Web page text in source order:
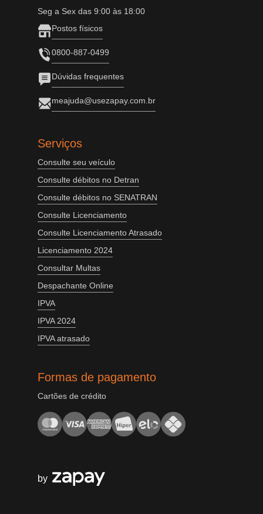
Seg a Sex das 9:00 às 18:00
Postos físicos
0800-887-0499
Dúvidas frequentes
meajuda@usezapay.com.br
Serviços
Consulte seu veículo
Consulte débitos no Detran
Consulte débitos no SENATRAN
Consulte Licenciamento
Consulte Licenciamento Atrasado
Licenciamento 2024
Consultar Multas
Despachante Online
IPVA
IPVA 2024
IPVA atrasado
Formas de pagamento
Cartões de crédito
by